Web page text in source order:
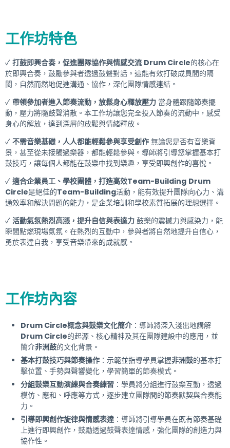
工作坊特色
✓ 打鼓即興合奏，促進團隊協作與情感交流 Drum Circle的核心在
於即興合奏，鼓勵參與者透過鼓聲對話。這能有效打破成員間的隔
閡，自然而然地促進溝通、協作，深化團隊情感連結。
✓ 帶領參加者進入節奏流動，放鬆身心釋放壓力 當身體跟隨節奏擺
動，壓力將隨鼓聲消散。本工作坊讓您完全投入節奏的流動中，感受
身心的解放，達到深層的放鬆與情緒釋放。
✓ 不需音樂基礎，人人都能輕鬆參與享受創作 無論您是否有音樂背
景，甚至從未接觸過樂器，都能輕鬆參與。導師將引導您掌握基本打
鼓技巧，讓每個人都能在鼓樂中找到樂趣，享受即興創作的喜悅。
✓ 適合企業員工、學校團體，打造高效Team-Building Drum
Circle是絕佳的Team-Building活動，能有效提升團隊向心力、溝
通效率和解決問題的能力，是企業培訓和學校素質拓展的理想選擇。
✓ 活動氣氛熱烈高漲，提升自信與表達力 鼓樂的震撼力與感染力，能
瞬間點燃現場氣氛。在熱烈的互動中，參與者將自然地提升自信心，
勇於表達自我，享受音樂帶來的成就感。
工作坊內容
Drum Circle概念與鼓樂文化簡介：導師將深入淺出地講解
Drum Circle的起源、核心精神及其在團隊建設中的應用，並
簡介非洲鼓的文化背景。
基本打鼓技巧與節奏操作 ：示範並指導學員掌握非洲鼓的基本打
擊位置、手勢與聲響變化，學習簡單的節奏模式。
分組鼓樂互動演練與合奏練習 ：學員將分組進行鼓樂互動，透過
模仿、應和、呼應等方式，逐步建立團隊間的節奏默契與合奏能
力。
引導即興創作旋律與情感表達 ：導師將引導學員在既有節奏基礎
上進行即興創作，鼓勵透過鼓聲表達情感，強化團隊的創造力與
協作性。